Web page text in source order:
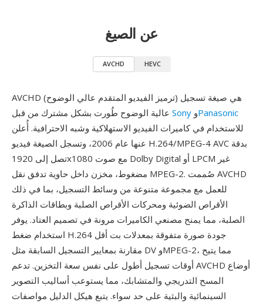
عن الصيغ
AVCHD HEVC
AVCHD (ترميز الفيديو المتقدم عالي الوضوح) هي صيغة تسجيل
Sony وPanasonic
للاستخدام في كاميرات الفيديو الاستهلاكية وشبه الاحترافية. أُعلن
عنها عام 2006، وتسجل الصيغة فيديو H.264/MPEG-4 AVC بدقة
تصل إلى 1920x1080 مع صوت Dolby Digital أو LPCM غير
مضغوط، مخزن داخل حاوية تدفق نقل MPEG-2. صُممت AVCHD
للعمل مع مجموعة متنوعة من وسائط التسجيل، بما في ذلك
الأقراص الضوئية ومحركات الأقراص الصلبة وبطاقات الذاكرة
الصلبة، مما يمنح مصنعي الكاميرات مرونة في تصميم العتاد. يوفر
استخدام ضغط H.264 جودة صورة متفوقة بمعدلات بت أقل
مقارنة بمعايير التسجيل السابقة مثل DV وMPEG-2، مما يتيح
أوقات تسجيل أطول على نفس سعة التخزين. تدعم AVCHD أوضاع
المسح التدريجي والمتشابك، مما يستوعب أساليب التصوير
السينمائية والبثية على حد سواء. يتبع هيكل الدليل مواصفات